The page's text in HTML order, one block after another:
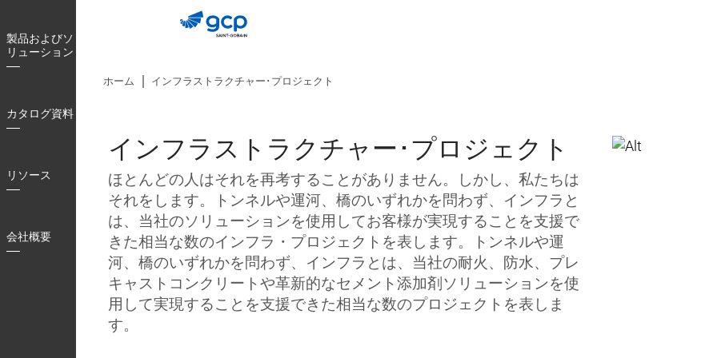
to
main
navigation
製品およびソ
リューション
カタログ資料
リソース
会社概要
ホーム インフラストラクチャー･プロジェクト
インフラストラクチャー･プロジェクト
ほとんどの人はそれを再考することがありません。しかし、私たちは
それをします。トンネルや運河、橋のいずれかを問わず、インフラと
は、当社のソリューションを使用してお客様が実現することを支援で
きた相当な数のインフラ・プロジェクトを表します。トンネルや運
河、橋のいずれかを問わず、インフラとは、当社の耐火、防水、プレ
キャストコンクリートや革新的なセメント添加剤ソリューションを使
用して実現することを支援できた相当な数のプロジェクトを表しま
す。